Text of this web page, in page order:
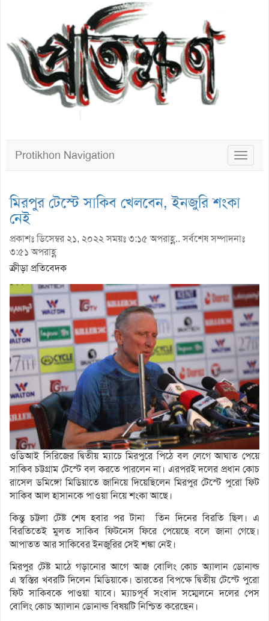
Toggle
Protikhon Navigation
মিরপুর টেস্টে সাকিব খেলবেন, ইনজুরি শংকা
নেই
প্রকাশঃ ডিসেম্বর ২১, ২০২২ সময়ঃ ৩:১৫ অপরাহ্ণ.. সর্বশেষ সম্পাদনাঃ
৩:৫১ অপরাহ্ণ
ক্রীড়া প্রতিবেদক
ওডিআই সিরিজের দ্বিতীয় ম্যাচে মিরপুরে পিঠে বল লেগে আঘাত পেয়ে
সাকিব চট্টগ্রাম টেস্টে বল করতে পারলেন না। এরপরই দলের প্রধান কোচ
রাসেল ডমিঙ্গো মিডিয়াতে জানিয়ে দিয়েছিলেন মিরপুর টেস্টে পুরো ফিট
সাকিব আল হাসানকে পাওয়া নিয়ে শংকা আছে।
কিন্তু চট্টলা টেষ্ট শেষ হবার পর টানা তিন দিনের বিরতি ছিল। এ
বিরতিতেই মুলত সাকিব ফিটনেস ফিরে পেয়েছে বলে জানা গেছে।
আপাতত আর সাকিবের ইনজুরির সেই শঙ্কা নেই।
মিরপুর টেষ্ট মাঠে গড়ানোর আগে আজ বোলিং কোচ অ্যালান ডোনাল্ড
এ স্বস্তির খবরটি দিলেন মিডিয়াকে। ভারতের বিপক্ষে দ্বিতীয় টেস্টে ‍পুরো
ফিট সাকিবকে পাওয়া যাবে। ম্যাচপূর্ব সংবাদ সম্মেলনে দলের পেস
বোলিং কোচ অ্যালান ডোনাল্ড বিষয়টি নিশ্চিত করেছেন।